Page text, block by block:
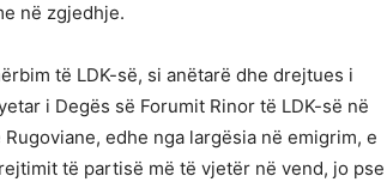
në zgjedhje.
të LDK-së, si anëtarë dhe drejtues i
i Degës së Forumit Rinor të LDK-së në
edhe nga largësia në emigrim, e
të partisë më të vjetër në vend, jo pse